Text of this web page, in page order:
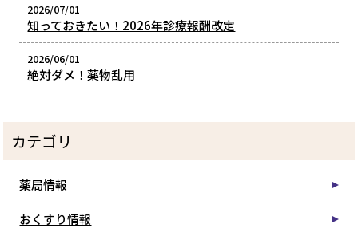
2026/07/01
知っておきたい！2026年診療報酬改定
2026/06/01
絶対ダメ！薬物乱用
カテゴリ
薬局情報
おくすり情報